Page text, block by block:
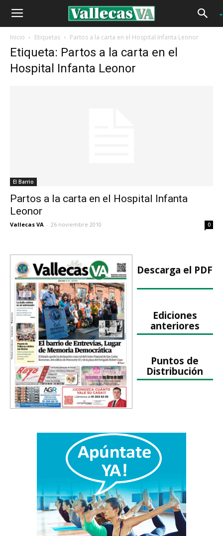
Inicio Etiquetas Partos a la carta en el Hospital Infanta Leonor
Etiqueta: Partos a la carta en el
Hospital Infanta Leonor
El Barrio
Partos a la carta en el Hospital Infanta
Leonor
Vallecas VA - 26 noviembre 2010 0
Descarga el PDF
Ediciones
anteriores
Puntos de
Distribución